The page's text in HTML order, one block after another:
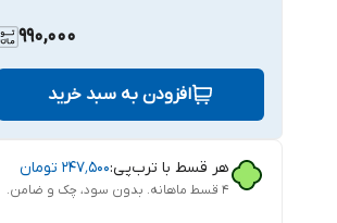
990,000
افزودن به سبد خرید
هر قسط با ترب‌پی:۲۴۷٬۵۰۰ تومان
۴ قسط ماهانه. بدون سود، چک و ضامن.